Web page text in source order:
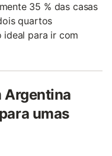
35 % das casas
quartos
ideal para ir com
Argentina
umas